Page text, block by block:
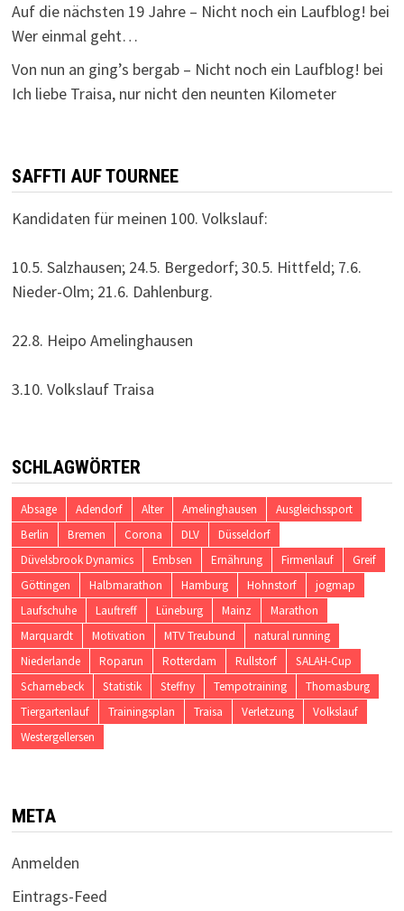
Auf die nächsten 19 Jahre – Nicht noch ein Laufblog! bei
Wer einmal geht…
Von nun an ging’s bergab – Nicht noch ein Laufblog! bei
Ich liebe Traisa, nur nicht den neunten Kilometer
SAFFTI AUF TOURNEE
Kandidaten für meinen 100. Volkslauf:
10.5. Salzhausen; 24.5. Bergedorf; 30.5. Hittfeld; 7.6.
Nieder-Olm; 21.6. Dahlenburg.
22.8. Heipo Amelinghausen
3.10. Volkslauf Traisa
SCHLAGWÖRTER
Absage Adendorf Alter Amelinghausen
Ausgleichssport
Berlin
Bremen Corona DLV
Düsseldorf
Düvelsbrook Dynamics
Embsen Ernährung Firmenlauf
Greif
Göttingen
Halbmarathon Hamburg Hohnstorf
jogmap
Laufschuhe
Lauftreff Lüneburg Mainz
Marathon
Marquardt
Motivation MTV Treubund
natural running
Niederlande
Roparun Rotterdam Rullstorf
SALAH-Cup
Scharnebeck
Statistik Steffny Tempotraining
Thomasburg
Tiergartenlauf
Trainingsplan Traisa Verletzung
Volkslauf
Westergellersen
META
Anmelden
Eintrags-Feed